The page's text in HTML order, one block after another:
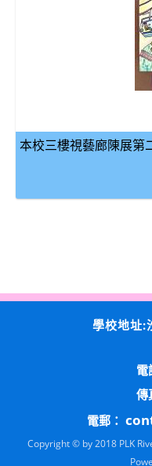
本校三樓視藝廊陳展第
學校地址:
電
傳
電郵：
Copyright © by 2018 PLK